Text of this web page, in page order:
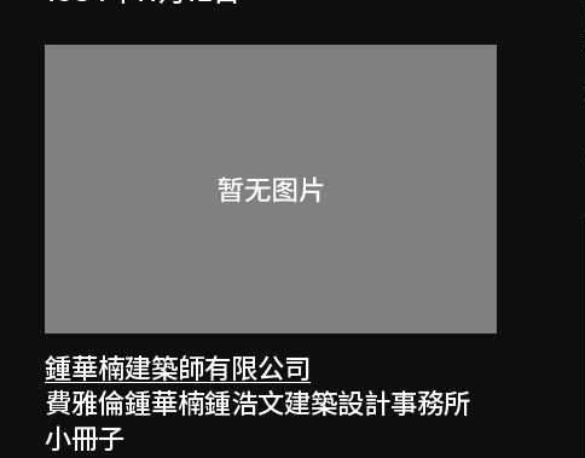
鍾華楠建築師有限公司
費雅倫鍾華楠鍾浩文建築設計事務所
小冊子